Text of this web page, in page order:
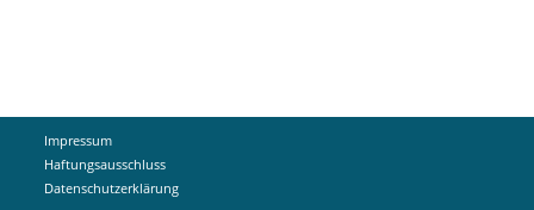
Impressum
Haftungsausschluss
Datenschutzerklärung